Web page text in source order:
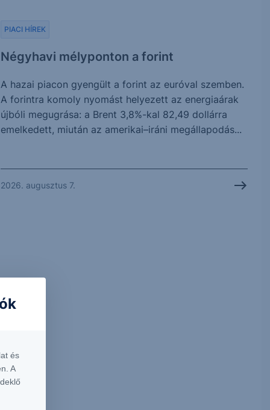
Négyhavi mélyponton a forint
PIACI HÍREK
A hazai piacon gyengült a forint az euróval szemben.
A forintra komoly nyomást helyezett az energiaárak
újbóli megugrása: a Brent 3,8%-kal 82,49 dollárra
emelkedett, miután az amerikai–iráni megállapodás...
2026. augusztus 7.
és
A